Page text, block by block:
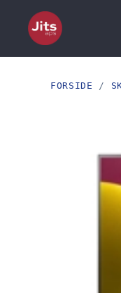
FORSIDE /